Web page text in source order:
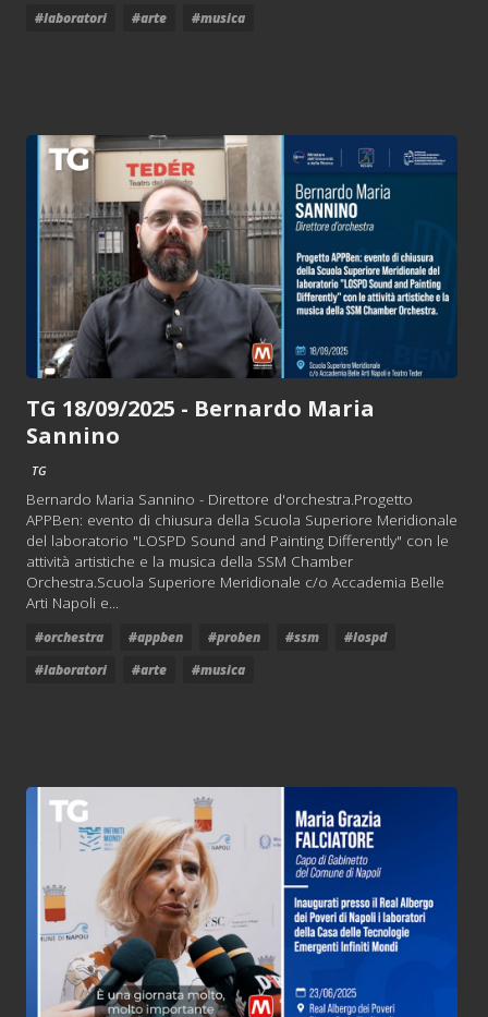
#laboratori #arte #musica
TG 18/09/2025 - Bernardo Maria
Sannino
TG
Bernardo Maria Sannino - Direttore d'orchestra.Progetto
APPBen: evento di chiusura della Scuola Superiore Meridionale
del laboratorio "LOSPD Sound and Painting Differently" con le
attività artistiche e la musica della SSM Chamber
Orchestra.Scuola Superiore Meridionale c/o Accademia Belle
Arti Napoli e...
#orchestra #appben #proben #ssm
#lospd
#laboratori
#arte #musica